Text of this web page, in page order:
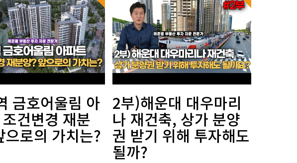
금호어울림 아
건변경 재분
으로의 가치는?
2부)해운대 대우마리
나 재건축, 상가 분양
권 받기 위해 투자해도
될까?